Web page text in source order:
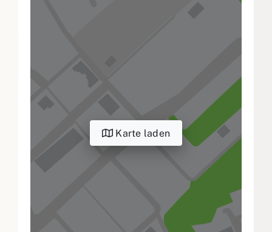
Karte laden